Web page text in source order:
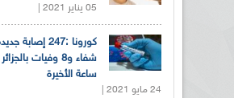
05 يناير 2021 |
ساعة الأخيرة
24 مايو 2021 |